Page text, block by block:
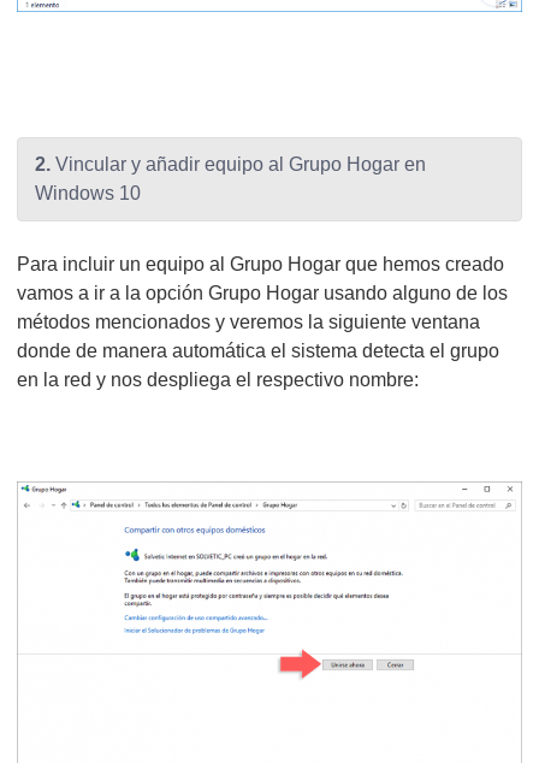
2. Vincular y añadir equipo al Grupo Hogar en
Windows 10
Para incluir un equipo al Grupo Hogar que hemos creado
vamos a ir a la opción Grupo Hogar usando alguno de los
métodos mencionados y veremos la siguiente ventana
donde de manera automática el sistema detecta el grupo
en la red y nos despliega el respectivo nombre: